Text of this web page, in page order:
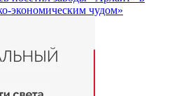
экономическим чудом»